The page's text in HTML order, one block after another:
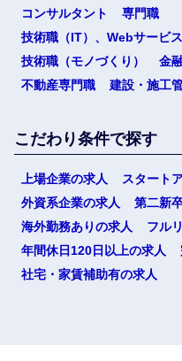
コンサルタント
専門職
技術職（IT）、Webサービ
技術職（モノづくり）
金
不動産専門職
建設・施工
こだわり条件で探す
上場企業の求人
スタート
外資系企業の求人
第二新
海外勤務ありの求人
フル
年間休日120日以上の求人
社宅・家賃補助有の求人